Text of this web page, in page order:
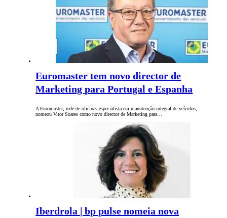
Euromaster tem novo director de
Marketing para Portugal e Espanha
A Euromaster, rede de oficinas especialista em manutenção integral de veículos,
nomeou Vitor Soares como novo director de Marketing para…
Iberdrola | bp pulse nomeia nova